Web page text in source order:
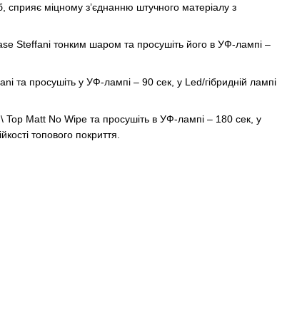
сприяє міцному з’єднанню штучного матеріалу з
Steffani тонким шаром та просушіть його в УФ-лампі –
та просушіть у УФ-лампі – 90 сек, у Led/гібридній лампі
Top Matt No Wipe та просушіть в УФ-лампі – 180 сек, у
топового покриття.